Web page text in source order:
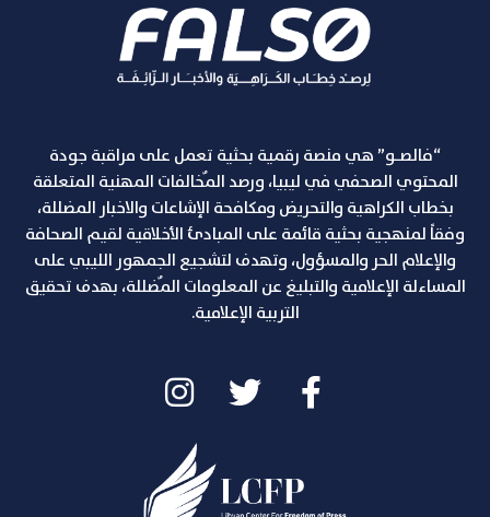
“فالصـو” هي منصة رقمية بحثية تعمل على مراقبة جودة
المحتوي الصحفي في ليبيا، ورصد المٌخالفات المهنية المتعلقة
بخطاب الكراهية والتحريض ومكافحة الإشاعات والاخبار المضللة،
وفقاً لمنهجية بحثية قائمة على المبادئ الأخلاقية لقيم الصحافة
والإعلام الحر والمسؤول، وتهدف لتشجيع الجمهور الليبي على
المساءلة الإعلامية والتبليغ عن المعلومات المٌضللة، بهدف تحقيق
التربية الإعلامية.